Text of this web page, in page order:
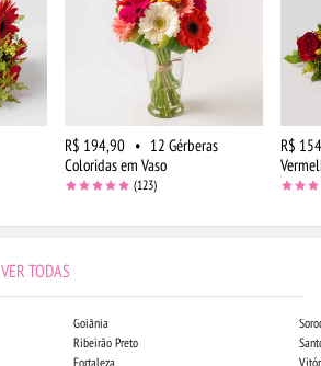
R$ 194,90 • 12 Gérberas
Coloridas em Vaso
(123)
R$
VER TODAS
Goiânia
Ribeirão Preto
Fortaleza